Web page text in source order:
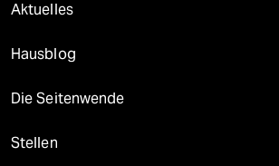
Aktuelles
Hausblog
Die Seitenwende
Stellen